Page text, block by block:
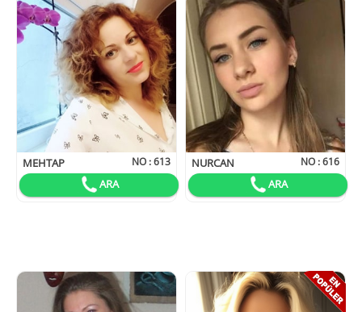
MEHTAP NO :613
ARA
NURCAN NO :616
ARA